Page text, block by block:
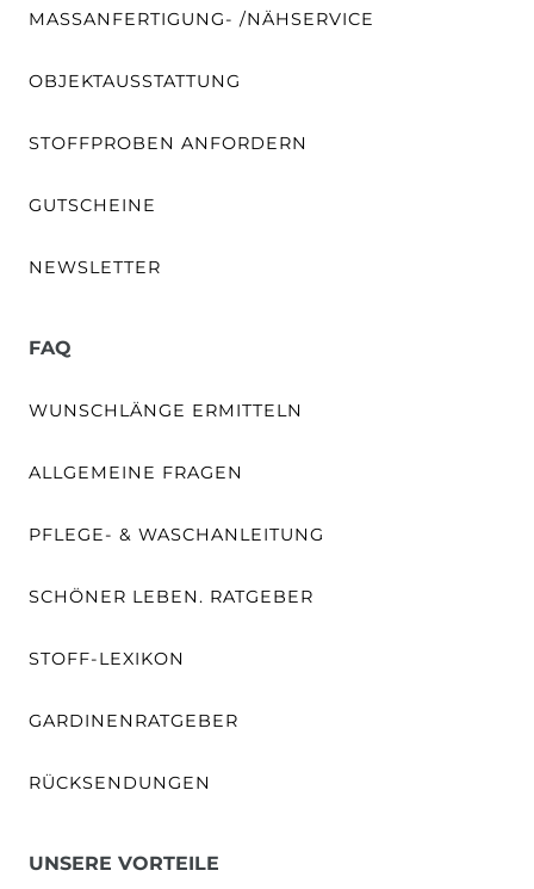
MASSANFERTIGUNG- /NÄHSERVICE
OBJEKTAUSSTATTUNG
STOFFPROBEN ANFORDERN
GUTSCHEINE
NEWSLETTER
FAQ
WUNSCHLÄNGE ERMITTELN
ALLGEMEINE FRAGEN
PFLEGE- & WASCHANLEITUNG
SCHÖNER LEBEN. RATGEBER
STOFF-LEXIKON
GARDINENRATGEBER
RÜCKSENDUNGEN
UNSERE VORTEILE